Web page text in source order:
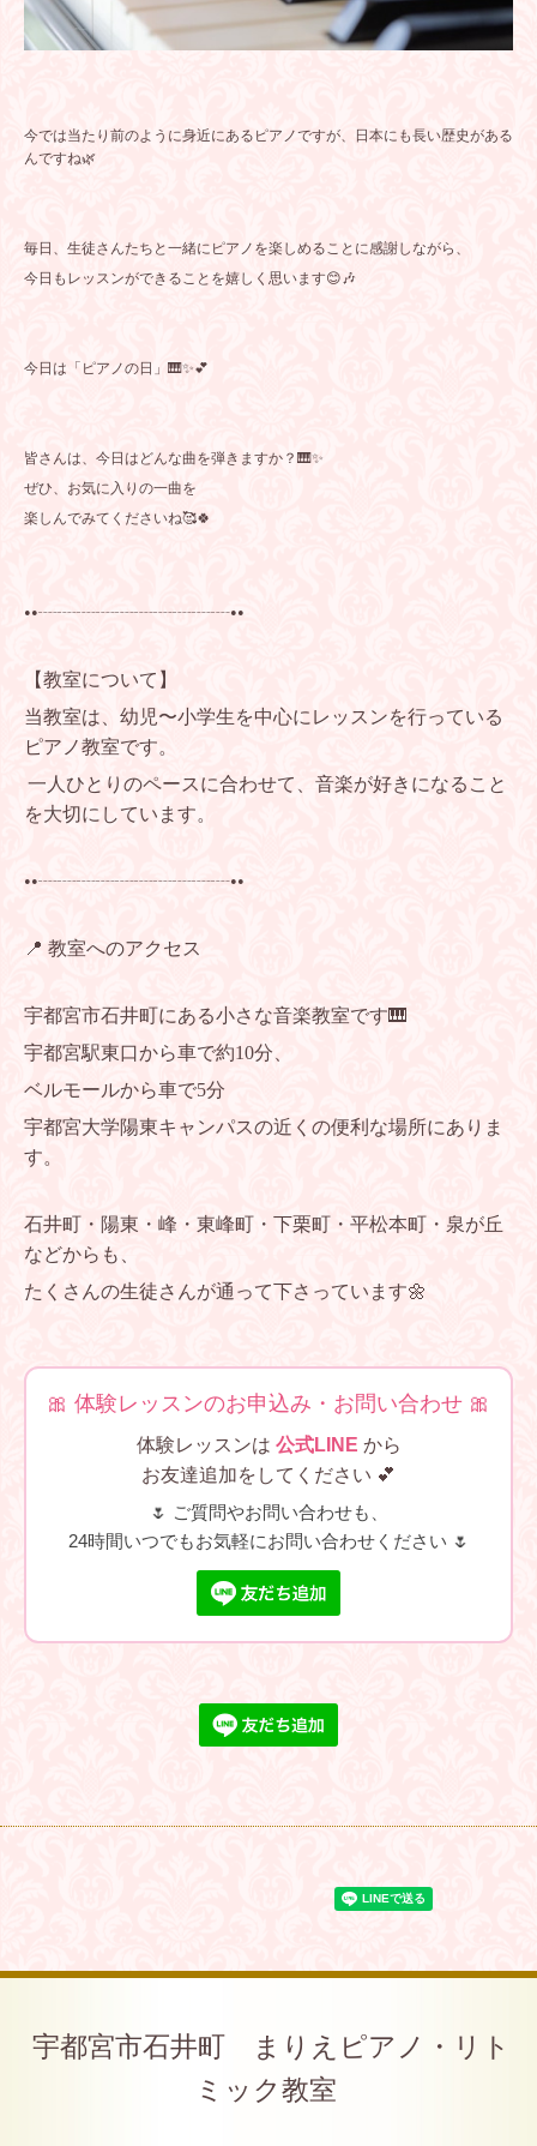
今では当たり前のように身近にあるピアノですが、日本にも長い歴史がある
んですね🌿
毎日、生徒さんたちと一緒にピアノを楽しめることに感謝しながら、
今日もレッスンができることを嬉しく思います😊🎶
今日は「ピアノの日」🎹✨💕
皆さんは、今日はどんな曲を弾きますか？🎹✨
ぜひ、お気に入りの一曲を
楽しんでみてくださいね🥰🍀
••┈┈┈┈┈┈┈┈┈┈••
【教室について】
当教室は、幼児〜小学生を中心にレッスンを行っている
ピアノ教室です。
一人ひとりのペースに合わせて、音楽が好きになること
を大切にしています。
••┈┈┈┈┈┈┈┈┈┈••
📍 教室へのアクセス
宇都宮市石井町にある小さな音楽教室です🎹
宇都宮駅東口から車で約10分、
ベルモールから車で5分
宇都宮大学陽東キャンパスの近くの便利な場所にありま
す。
石井町・陽東・峰・東峰町・下栗町・平松本町・泉が丘
などからも、
たくさんの生徒さんが通って下さっています🌼
🎀 体験レッスンのお申込み・お問い合わせ 🎀
体験レッスンは 公式LINE から
お友達追加をしてください 💕
🌷 ご質問やお問い合わせも、
24時間いつでもお気軽にお問い合わせください 🌷
宇都宮市石井町 まりえピアノ・リト
ミック教室